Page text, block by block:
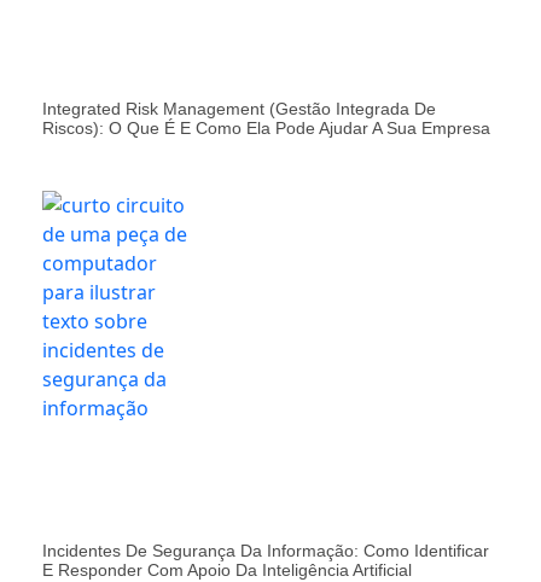
Integrated Risk Management (Gestão Integrada De
Riscos): O Que É E Como Ela Pode Ajudar A Sua Empresa
Incidentes De Segurança Da Informação: Como Identificar
E Responder Com Apoio Da Inteligência Artificial